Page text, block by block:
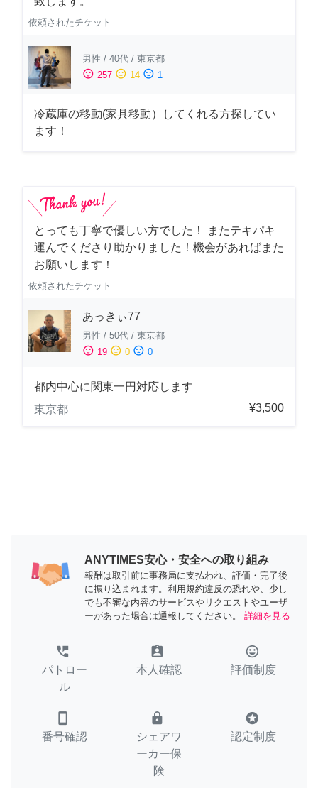
依頼されたチケット
男性 / 40代 / 東京都
sentiment_satisfied 257 sentiment_neutral 14 sentiment_dissatisfied 1
冷蔵庫の移動(家具移動）してくれる方探してい
ます！
とっても丁寧で優しい方でした！ またテキパキ
運んでくださり助かりました！機会があればまた
お願いします！
依頼されたチケット
あっきぃ77
男性 / 50代 / 東京都
sentiment_satisfied 19 sentiment_neutral 0 sentiment_dissatisfied 0
都内中心に関東一円対応します
東京都
¥3,500
ANYTIMES安心・安全への取り組み
報酬は取引前に事務局に支払われ、評価・完了後
に振り込まれます。利用規約違反の恐れや、少し
でも不審な内容のサービスやリクエストやユーザ
ーがあった場合は通報してください。
詳細を見る
perm_phone_msg
パトロー
ル
assignment_ind
本人確認
tag_faces
評価制度
smartphone
番号確認
lock
シェアワ
ーカー保
険
stars
認定制度